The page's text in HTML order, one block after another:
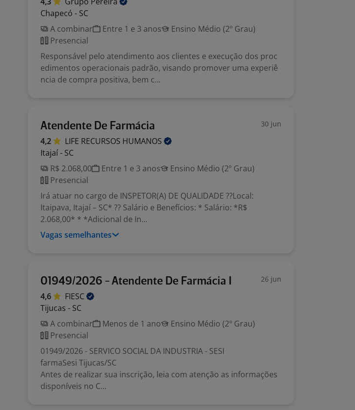
Chapecó - SC
A combinar
Entre 1 e 3 anos
Ensino Médio (2º Grau)
Presencial
Responsável pelo atendimento aos clientes e execução dos proc
edimentos operacionais padrão, visando promover uma experiê
ncia de compra positiva, bem c...
Atendente De Farmácia 30 jun
4,2 LIFE RECURSOS HUMANOS
Itajaí - SC
R$ 2.068,00
Entre 1 e 3 anos
Ensino Médio (2º Grau)
Presencial
Irá atuar no cargo de INSPETOR(A) DE QUALIDADE ??Local:
Itaipava, Itajaí – SC* ?? Salário e Benefícios: * Salário: *R$
2.068,00* * *Adicional de In...
Vagas semelhantes
01949/2026 - Atendente De Farmácia I 26 jun
4,6
FIESC
Tijucas - SC
A combinar
Menos de 1 ano
Ensino Médio (2º Grau)
Presencial
01949/2026 - SERVICO SOCIAL DA INDUSTRIA - SESI
farmaSesi Tijucas/SC
Antes de realizar sua inscrição, leia com atenção as informações
disponíveis no C...